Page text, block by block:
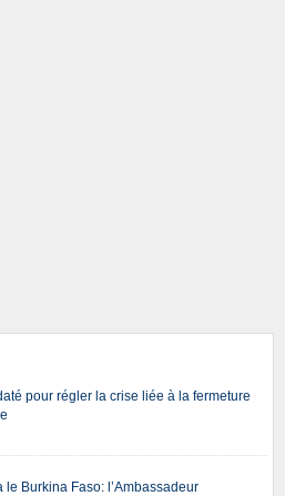
pour régler la crise liée à la fermeture
Burkina Faso: l’Ambassadeur